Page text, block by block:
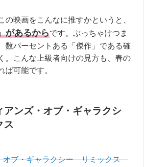
の映画をこんなに推すかというと、
があるからです。ぶっちゃけつま
数パーセントある「傑作」である確
。こんな上級者向けの見方も、春の
ば可能です。
ンズ・オブ・ギャラクシ
ス
オブ・ギャラクシー リミックス